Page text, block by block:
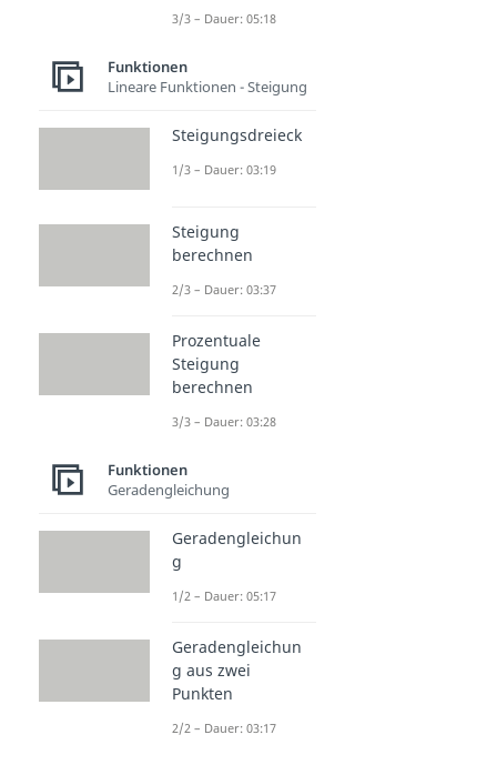
3/3 – Dauer: 05:18
Funktionen
Lineare Funktionen - Steigung
Steigungsdreieck
1/3 – Dauer: 03:19
Steigung
berechnen
2/3 – Dauer: 03:37
Prozentuale
Steigung
berechnen
3/3 – Dauer: 03:28
Funktionen
Geradengleichung
Geradengleichun
g
1/2 – Dauer: 05:17
Geradengleichun
g aus zwei
Punkten
2/2 – Dauer: 03:17